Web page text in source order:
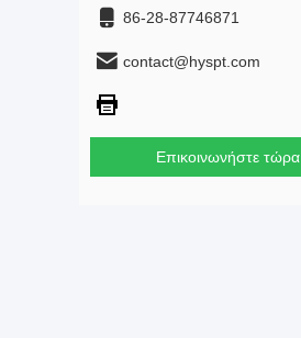
86-28-87746871
contact@hyspt.com
Επικοινωνήστε τώρα